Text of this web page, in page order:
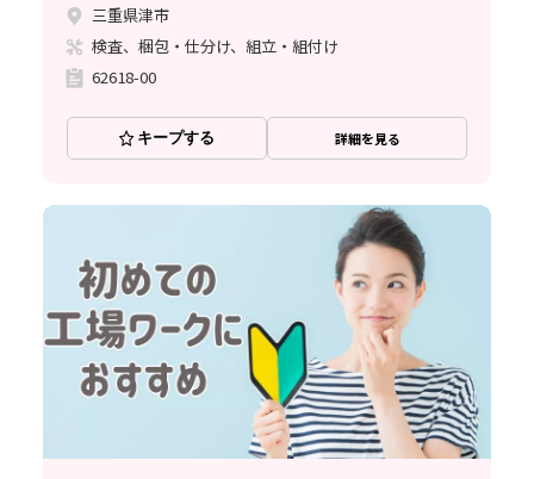
三重県津市
検査、梱包・仕分け、組立・組付け
62618-00
キープする 詳細を見る